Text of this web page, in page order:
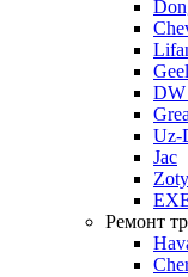
DW
Uz-
Jac
Ремонт